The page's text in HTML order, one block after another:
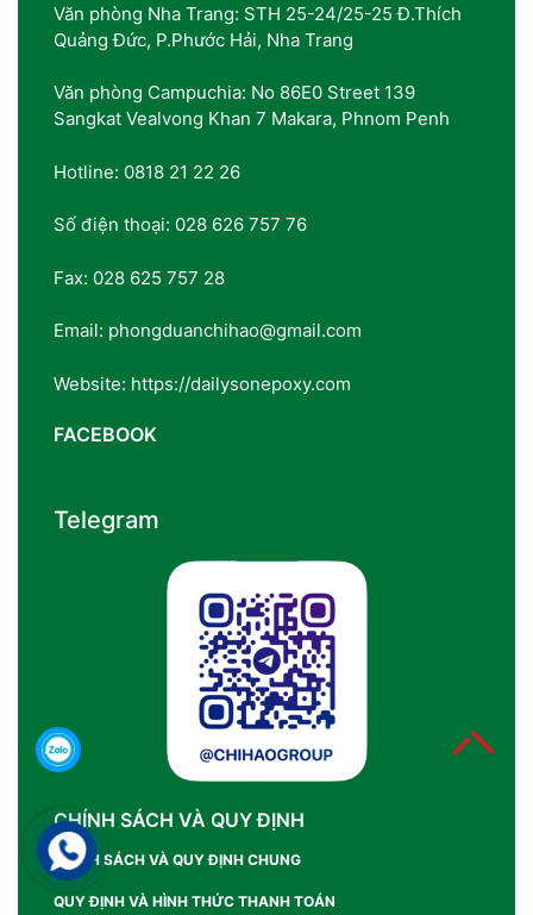
Văn phòng Nha Trang: STH 25-24/25-25 Đ.Thích
Quảng Đức, P.Phước Hải, Nha Trang
Văn phòng Campuchia: No 86E0 Street 139
Sangkat Vealvong Khan 7 Makara, Phnom Penh
Hotline: 0818 21 22 26
Số điện thoại: 028 626 757 76
Fax: 028 625 757 28
Email: phongduanchihao@gmail.com
Website: https://dailysonepoxy.com
FACEBOOK
Telegram
CHÍNH SÁCH VÀ QUY ĐỊNH
CHÍNH SÁCH VÀ QUY ĐỊNH CHUNG
QUY ĐỊNH VÀ HÌNH THỨC THANH TOÁN